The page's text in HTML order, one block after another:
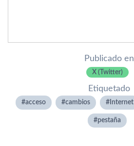
Publicado en
X (Twitter)
Etiquetado
acceso cambios Internet
pestaña